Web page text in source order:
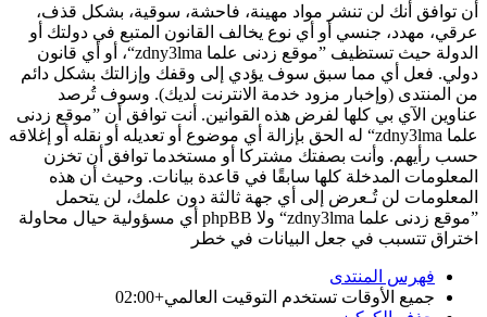
أن توافق أنك لن تنشر مواد مهينة، فاحشة، سوقية، بشكل قذف،
عرقي، مهدد، جنسي أو أي نوع يخالف القانون المتبع في دولتك أو
الدولة حيث تستظيف ”موقع زدنى علما zdny3lma“، أو أي قانون
دولي. فعل أي مما سبق سوف يؤدي إلى وقفك وإزالتك بشكل دائم
من المنتدى (وإخبار مزود خدمة الانترنت لديك). وسوف تُرصد
عناوين الآي بي كلها لفرض هذه القوانين. أنت توافق أن ”موقع زدنى
علما zdny3lma“ له الحق بإزالة أي موضوع أو تعديله أو نقله أو إغلاقه
حسب رأيهم. وأنت بصفتك مشتركا أو مستخدما توافق أن تخزن
المعلومات المدخلة كلها سابقًا في قاعدة بيانات. وحيث أن هذه
المعلومات لن تُـعرض إلى أي جهة ثالثة دون علمك، لن يتحمل
”موقع زدنى علما zdny3lma“ ولا phpBB أي مسؤولية حيال محاولة
اختراق تتسبب في جعل البيانات في خطر
فهرس المنتدى
جميع الأوقات تستخدم التوقيت العالمي+02:00